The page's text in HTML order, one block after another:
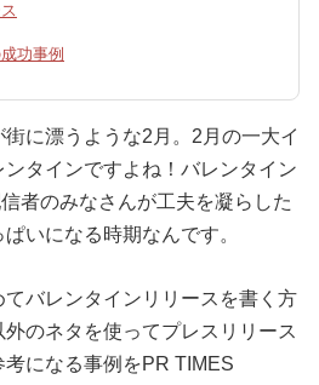
功事例
に漂うような2月。2月の一大イ
タインですよね！バレンタイン
者のみなさんが工夫を凝らした
いになる時期なんです。
バレンタインリリースを書く方
のネタを使ってプレスリリース
になる事例をPR TIMES